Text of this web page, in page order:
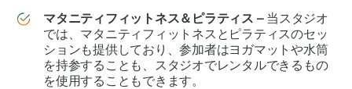
マタニティフィットネス＆ピラティス – 当スタジオ
では、マタニティフィットネスとピラティスのセッ
ションも提供しており、参加者はヨガマットや水筒
を持参することも、スタジオでレンタルできるもの
を使用することもできます。